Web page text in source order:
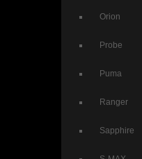
Orion
Probe
Puma
Ranger
Sapphire